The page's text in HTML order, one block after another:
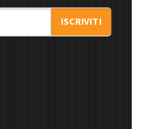
ISCRIVITI